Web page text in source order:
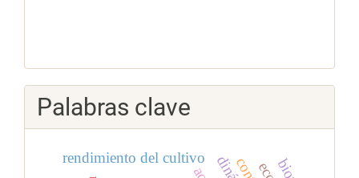
Palabras clave
rendimiento del cultivo